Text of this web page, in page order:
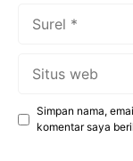
Simpan nama,
komentar saya